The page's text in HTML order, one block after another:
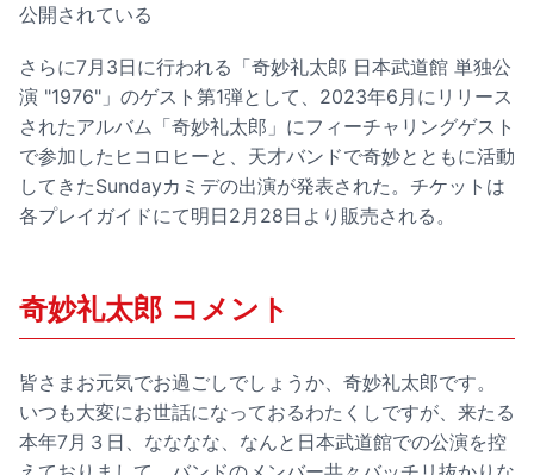
公開されている
さらに7月3日に行われる「奇妙礼太郎 日本武道館 単独公
演 "1976"」のゲスト第1弾として、2023年6月にリリース
されたアルバム「奇妙礼太郎」にフィーチャリングゲスト
で参加したヒコロヒーと、天才バンドで奇妙とともに活動
してきたSundayカミデの出演が発表された。チケットは
各プレイガイドにて明日2月28日より販売される。
奇妙礼太郎 コメント
皆さまお元気でお過ごしでしょうか、奇妙礼太郎です。
いつも大変にお世話になっておるわたくしですが、来たる
本年7月３日、なななな、なんと日本武道館での公演を控